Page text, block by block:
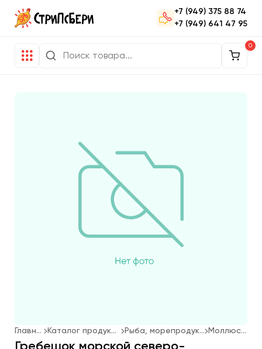
+7 (949) 375 88 74
+7 (949) 641 47 95
0
Главная Каталог продукции Рыба, морепродукты Моллюски